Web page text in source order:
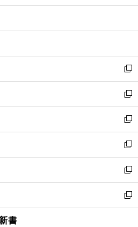
開
ウ
開
ン
ウ
開
く
ウ
ン
ウ
で
開
く
し
ウ
ン
ド
ウ
で
開
く
新
し
い
ウ
ィ
ン
ド
ウ
で
開
く
新
し
い
ウ
ィ
ン
ド
ウ
で
開
新
し
い
ウ
ィ
ン
ド
ウ
新
し
い
ウ
ィ
ン
新
し
い
ウ
新
し
書